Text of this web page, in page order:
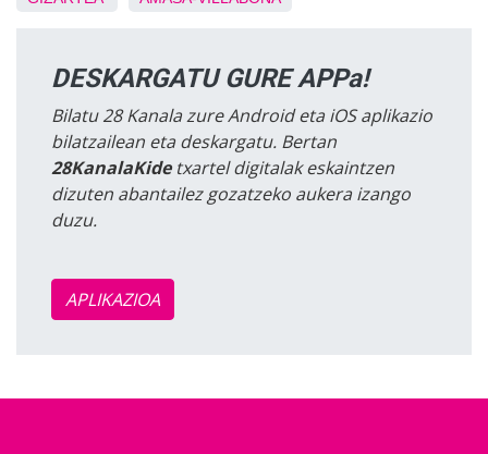
DESKARGATU GURE APPa!
Bilatu 28 Kanala zure Android eta iOS aplikazio
bilatzailean eta deskargatu. Bertan
28KanalaKidetxartel digitalak eskaintzen
dizuten abantailez gozatzeko aukera izango
duzu.
APLIKAZIOA